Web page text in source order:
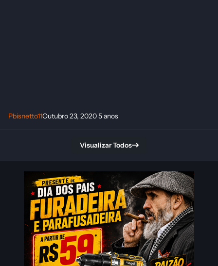
Pbisnetto11Outubro 23, 20205 anos
Visualizar Todos